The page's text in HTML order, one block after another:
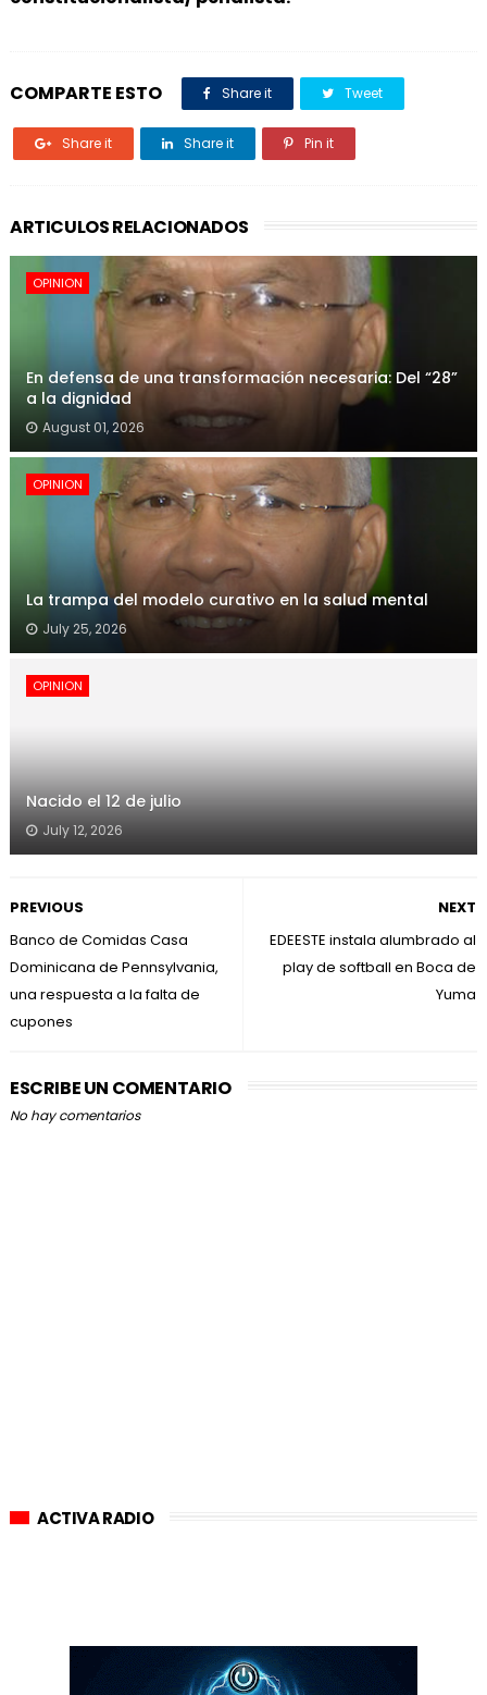
COMPARTE ESTO Share it Tweet
Share it Share it Pin it
ARTICULOS RELACIONADOS
OPINION
En defensa de una transformación necesaria: Del “28”
a la dignidad
August 01, 2026
OPINION
La trampa del modelo curativo en la salud mental
July 25, 2026
OPINION
Nacido el 12 de julio
July 12, 2026
NEXT
EDEESTE instala alumbrado al
play de softball en Boca de
Yuma
PREVIOUS
Banco de Comidas Casa
Dominicana de Pennsylvania,
una respuesta a la falta de
cupones
ESCRIBE UN COMENTARIO
No hay comentarios
ACTIVA RADIO